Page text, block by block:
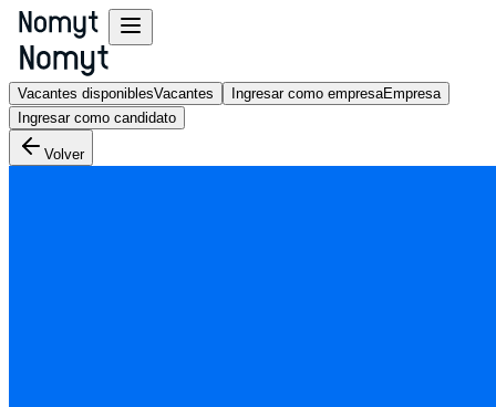
Vacantes disponiblesVacantes Ingresar como empresaEmpresa
Ingresar como candidato
Volver